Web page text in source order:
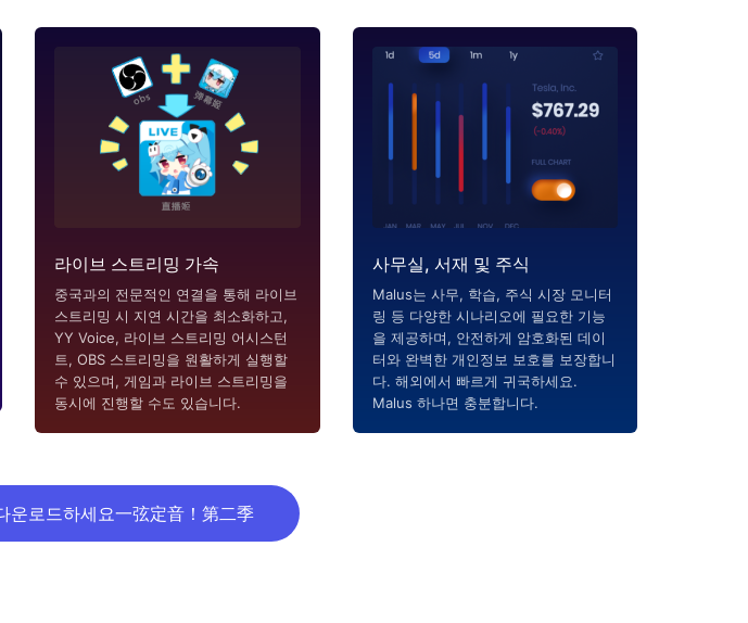
라이브 스트리밍 가속
중국과의 전문적인 연결을 통해 라이브
스트리밍 시 지연 시간을 최소화하고,
YY Voice, 라이브 스트리밍 어시스턴
트, OBS 스트리밍을 원활하게 실행할
수 있으며, 게임과 라이브 스트리밍을
동시에 진행할 수도 있습니다.
사무실, 서재 및 주식
Malus는 사무, 학습, 주식 시장 모니터
링 등 다양한 시나리오에 필요한 기능
을 제공하며, 안전하게 암호화된 데이
터와 완벽한 개인정보 보호를 보장합니
다. 해외에서 빠르게 귀국하세요.
Malus 하나면 충분합니다.
로드하세요一弦定音！第二季